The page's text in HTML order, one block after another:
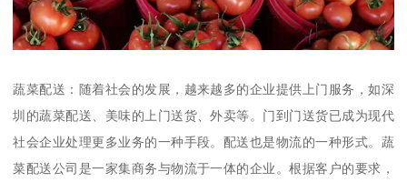
蔬菜配送：随着社会的发展，越来越多的企业提供上门服务，如深
圳的蔬菜配送、美味的上门送货、外卖等。门到门送货已成为现代
社会企业处理更多业务的一种手段。配送也是物流的一种形式。蔬
菜配送公司是一家集商务与物流于一体的企业。根据客户的要求，